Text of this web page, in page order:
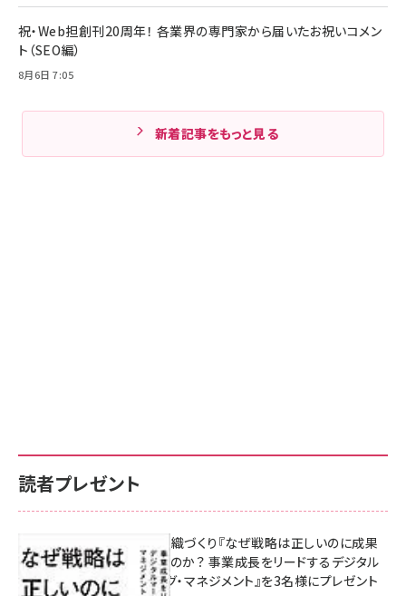
祝・Web担創刊20周年！ 各業界の専門家から届いたお祝いコメン
ト（SEO編）
8月6日 7:05
新着記事をもっと見る
読者プレゼント
成果を生む組織づくり『なぜ戦略は正しいのに成果
があがらないのか？ 事業成長をリードするデジタル
マーケティング・マネジメント』を3名様にプレゼント